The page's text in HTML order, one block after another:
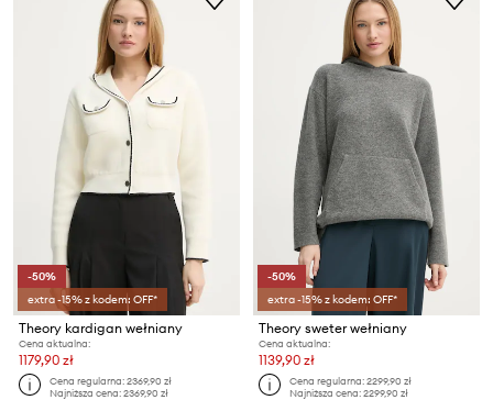
-50%
extra -15% z kodem: OFF*
Theory kardigan wełniany
Cena aktualna:
1179,90 zł
Cena regularna:2369,90 zł
Najniższa cena:2369,90 zł
-50%
extra -15% z kodem: OFF*
Theory sweter wełniany
Cena aktualna:
1139,90 zł
Cena regularna:2299,90 zł
Najniższa cena:2299,90 zł